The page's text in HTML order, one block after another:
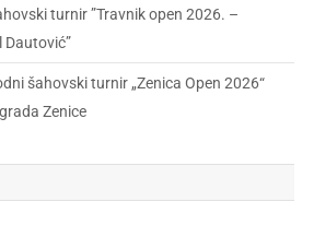
turnir ”Travnik open 2026. –
Dautović”
šahovski turnir „Zenica Open 2026“
Zenice